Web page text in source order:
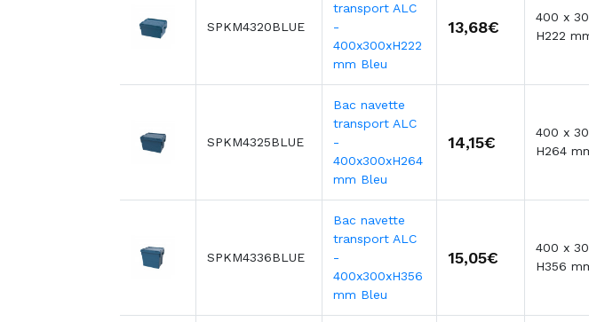
SPKM4320BLUE
transport ALC
-
400x300xH222
mm Bleu
13,68€
400 x
H222
SPKM4325BLUE
Bac navette
transport ALC
-
400x300xH264
mm Bleu
14,15€
400 x
H264
SPKM4336BLUE
Bac navette
transport ALC
-
400x300xH356
mm Bleu
15,05€
400 x
H356